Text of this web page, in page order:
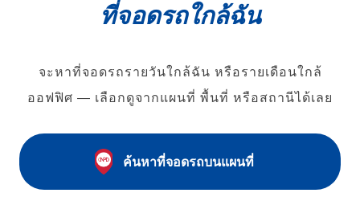
ที่จอดรถใกล้ฉัน
จะหาที่จอดรถรายวันใกล้ฉัน หรือรายเดือนใกล้
ออฟฟิศ — เลือกดูจากแผนที่ พื้นที่ หรือสถานีได้เลย
ค้นหาที่จอดรถบนแผนที่